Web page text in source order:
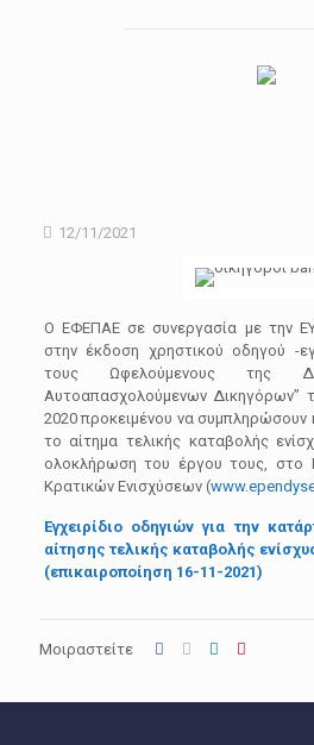
12/11/2021
O EΦΕΠΑΕ σε συνεργασία με την
στην έκδοση χρηστικού οδηγού -
τους Ωφελούμενους της
Αυτοαπασχολούμενων Δικηγόρων”
2020 προκειμένου να συμπληρώσουν
το αίτημα τελικής καταβολής
ολοκλήρωση του έργου τους, στο
Κρατικών Ενισχύσεων (
Εγχειρίδιο οδηγιών για την
αίτησης τελικής καταβολής
(επικαιροποίηση 16-11-2021)
Μοιραστείτε